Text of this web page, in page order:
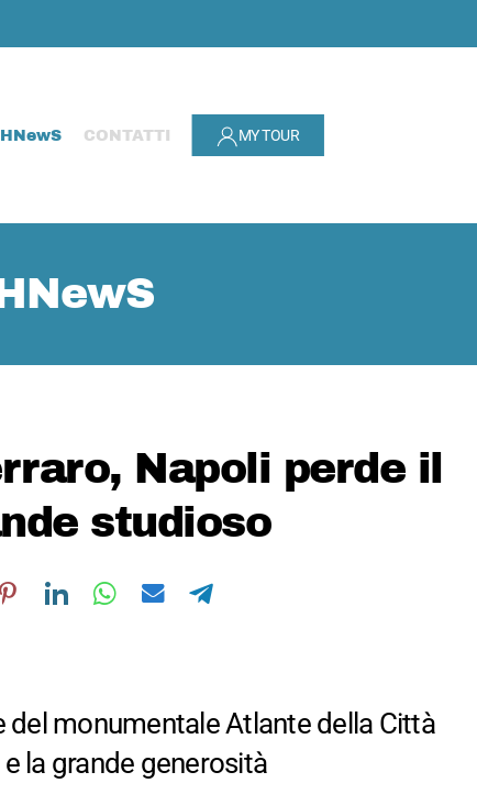
CONTATTI MY TOUR
Napoli perde il
studioso
monumentale Atlante della Città
la grande generosità